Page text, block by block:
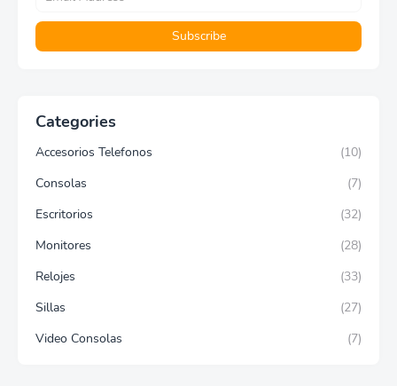
Categories
Accesorios Telefonos
(10)
Consolas
(7)
Escritorios
(32)
Monitores
(28)
Relojes
(33)
Sillas
(27)
Video Consolas
(7)